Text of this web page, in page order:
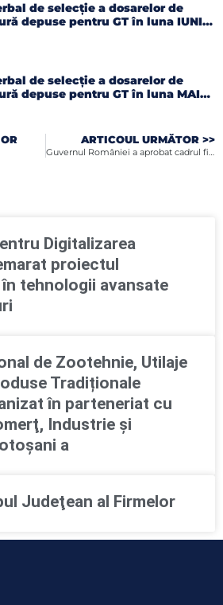
de selecție a dosarelor de
depuse pentru GT în luna IUNIE
de selecție a dosarelor de
depuse pentru GT în luna MAI
ARTICOUL URMĂTOR >>
Digitalizarea
proiectul
tehnologii avansate
de Zootehnie, Utilaje
Tradiționale
în parteneriat cu
Industrie şi
a
Judeţean al Firmelor